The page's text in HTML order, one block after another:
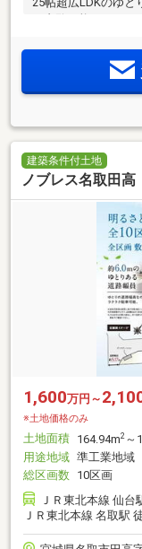
建築条件付土地
ノブレス名取田
1,600万円～
※土地価格のみ
土地面積 164.94m2 ～
用途地域 準工業地域
総区画数 10区画
ＪＲ東北本線 仙台
ＪＲ東北本線 名取駅